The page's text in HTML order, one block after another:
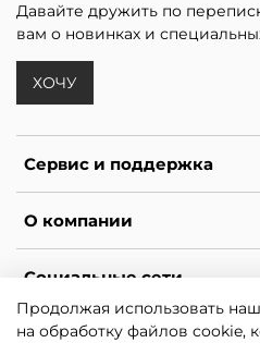
Сервис и поддержка
О компании
Социальные сети
Давайте дружить по
вам о новинках и
ХОЧУ
*Ресурс принадлежит Meta,
Продолжая использовать
на обработку файлов cookie,